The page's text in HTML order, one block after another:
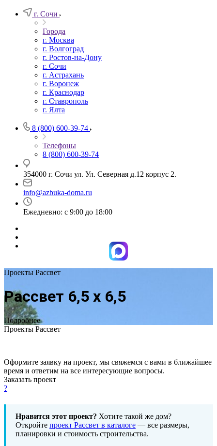
г. Сочи
Города
г. Москва
г. Волгоград
г. Ростов-на-Дону
г. Сочи
г. Астрахань
г. Воронеж
г. Краснодар
г. Ставрополь
г. Ялта
8 (800) 600-39-74
Телефоны
8 (800) 600-39-74
354000 г. Сочи ул. Ул. Северная д.12 корпус 2.
info@azbuka-doma.ru
Ежедневно: с 9:00 до 18:00
Проекты Рассвет
Рассвет 6,5 х 6,5
Подробнее
Проекты Рассвет
Оформите заявку на проект, мы свяжемся с вами в ближайшее
время и ответим на все интересующие вопросы.
Заказать проект
?
Нравится этот проект? Хотите такой же дом?
Откройте проект Рассвет в каталоге — все размеры,
планировки и стоимость строительства.